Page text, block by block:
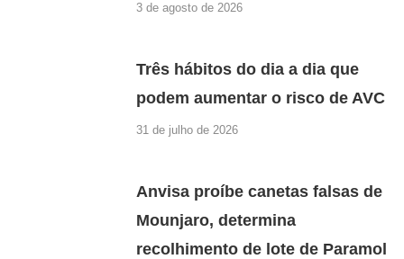
3 de agosto de 2026
Três hábitos do dia a dia que
podem aumentar o risco de AVC
31 de julho de 2026
Anvisa proíbe canetas falsas de
Mounjaro, determina
recolhimento de lote de Paramol